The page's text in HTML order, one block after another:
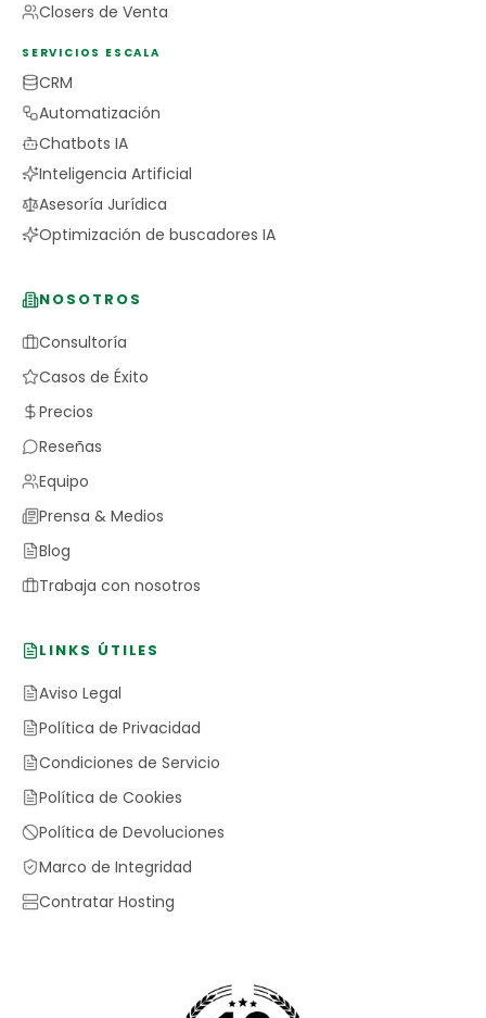
Closers de Venta
SERVICIOS ESCALA
CRM
Automatización
Chatbots IA
Inteligencia Artificial
Asesoría Jurídica
Optimización de buscadores IA
NOSOTROS
Consultoría
Casos de Éxito
Precios
Reseñas
Equipo
Prensa & Medios
Blog
Trabaja con nosotros
LINKS ÚTILES
Aviso Legal
Política de Privacidad
Condiciones de Servicio
Política de Cookies
Política de Devoluciones
Marco de Integridad
Contratar Hosting